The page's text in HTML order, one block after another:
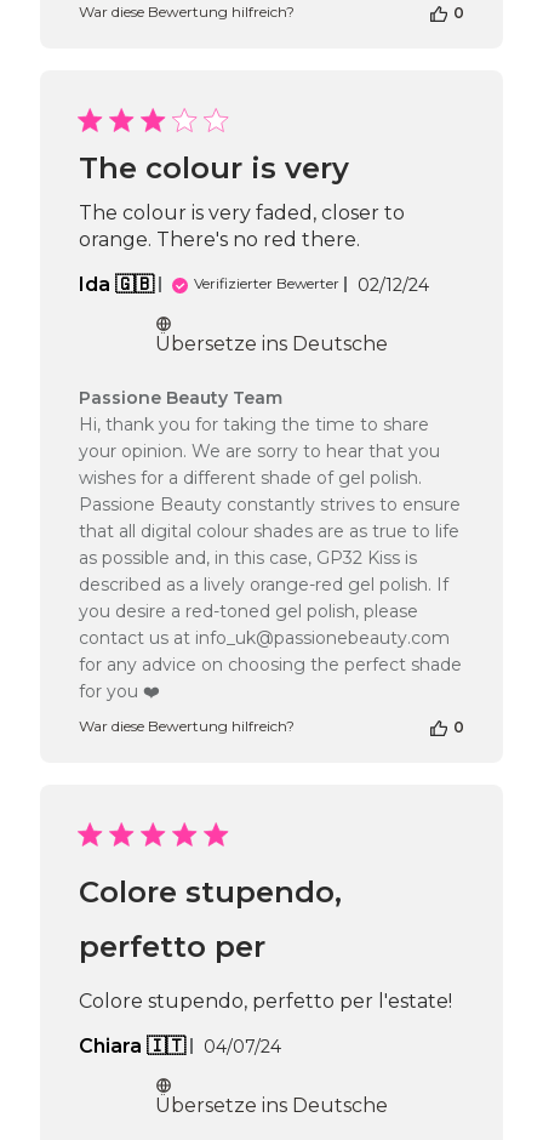
19
War diese Bewertung hilfreich? 0
The colour is very
The colour is very faded, closer to
orange. There's no red there.
Ida 🇬🇧
Verifizierter Bewerter 02/12/24
Übersetze ins Deutsche
Kommentare
des
Shop-
Inhabers
zur
Bewertung
von
Passione
Beauty
Team
am
Wed
Dec
2024
Passione Beauty Team
Hi, thank you for taking the time to share
your opinion. We are sorry to hear that you
wishes for a different shade of gel polish.
Passione Beauty constantly strives to ensure
that all digital colour shades are as true to life
as possible and, in this case, GP32 Kiss is
described as a lively orange-red gel polish. If
you desire a red-toned gel polish, please
contact us at info_uk@passionebeauty.com
for any advice on choosing the perfect shade
for you ❤️
War diese Bewertung hilfreich? 0
Colore stupendo,
perfetto per
Colore stupendo, perfetto per l'estate!
Chiara 🇮🇹
Veröffentlichungsdatum
04/07/24
Übersetze ins Deutsche